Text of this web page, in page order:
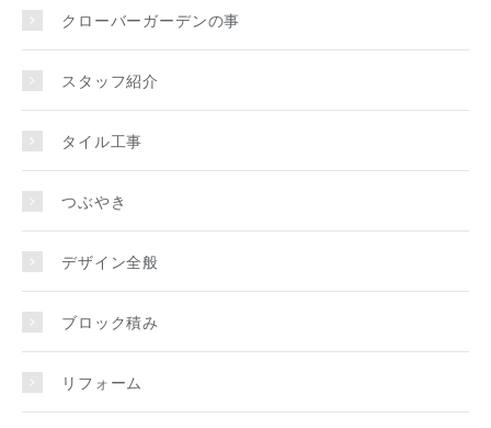
クローバーガーデンの事
スタッフ紹介
タイル工事
つぶやき
デザイン全般
ブロック積み
リフォーム